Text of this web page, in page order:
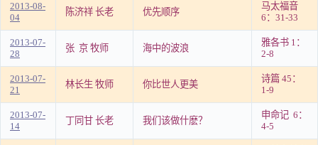
2013-08-
04
陈济祥 长老 优先顺序
马太福音
6：31-33
2013-07-
28
张 京 牧师 海中的波浪
雅各书 1：
2-8
2013-07-
21
林长生 牧师 你比世人更美
诗篇 45：
1-9
2013-07-
14
丁同甘 长老 我们该做什麽？
申命记 6：
4-5